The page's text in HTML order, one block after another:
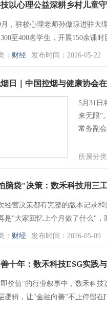
以心理公益深耕乡村儿童
月，驻校心理老师孙傲琼进驻大
至400名学生，开展150余课时
： 财经 发布时间：2026-05-22
日｜中国控烟与健康协会
5月31日
来无限”
常务副
所属分类
脑袋"决策：数禾科技用三
经营决策都有完整的版本记录
是"大家回忆上个月做了什么"，
： 财经 发布时间：2026-05-09
十年：数禾科技ESG实践
价值"的行业叙事中，数禾科
逻辑，让"金融向善"不止停留在